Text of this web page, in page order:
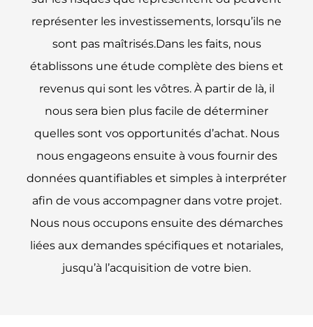
représenter les investissements, lorsqu’ils ne
sont pas maîtrisés.Dans les faits, nous
établissons une étude complète des biens et
revenus qui sont les vôtres. À partir de là, il
nous sera bien plus facile de déterminer
quelles sont vos opportunités d’achat. Nous
nous engageons ensuite à vous fournir des
données quantifiables et simples à interpréter
afin de vous accompagner dans votre projet.
Nous nous occupons ensuite des démarches
liées aux demandes spécifiques et notariales,
jusqu’à l’acquisition de votre bien.